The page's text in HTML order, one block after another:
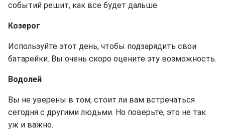
событий решит, как все будет дальше.
Козерог
Используйте этот день, чтобы подзарядить свои
батарейки. Вы очень скоро оцените эту возможность.
Водолей
Вы не уверены в том, стоит ли вам встречаться
сегодня с другими людьми. Но поверьте, это не так
уж и важно.